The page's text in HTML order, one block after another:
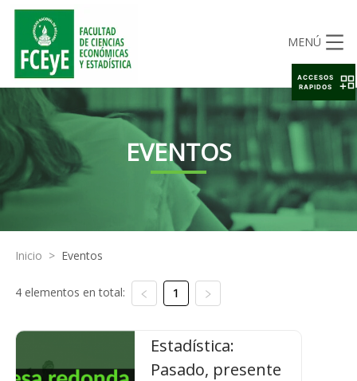
MENÚ
EVENTOS
Inicio > Eventos
4 elementos en total: 1
Estadística:
Pasado, presente
ACCESOS
RAPIDOS